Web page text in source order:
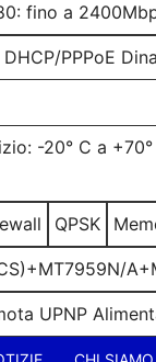
fino a
PPPoE
-20° C a
QPSK
UPNP